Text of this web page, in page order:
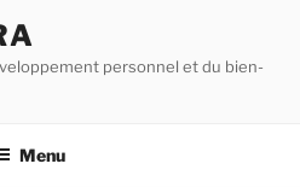
personnel et du bien-
Menu